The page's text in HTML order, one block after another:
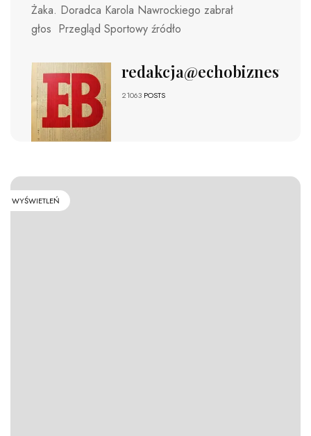
Żaka. Doradca Karola Nawrockiego zabrał
głos Przegląd Sportowy źródło
redakcja@echobiznesu.pl
21063 POSTS
WYŚWIETLEŃ